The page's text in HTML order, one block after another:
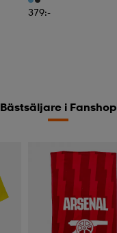
379:-
Bästsäljare i Fanshop